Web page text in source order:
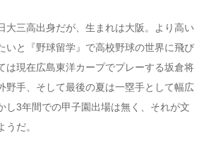
三高出身だが、生まれは大阪。より高い
いと『野球留学』で高校野球の世界に飛び
は現在広島東洋カープでプレーする坂倉将
野手、そして最後の夏は一塁手として幅広
し3年間での甲子園出場は無く、それが文
だ。